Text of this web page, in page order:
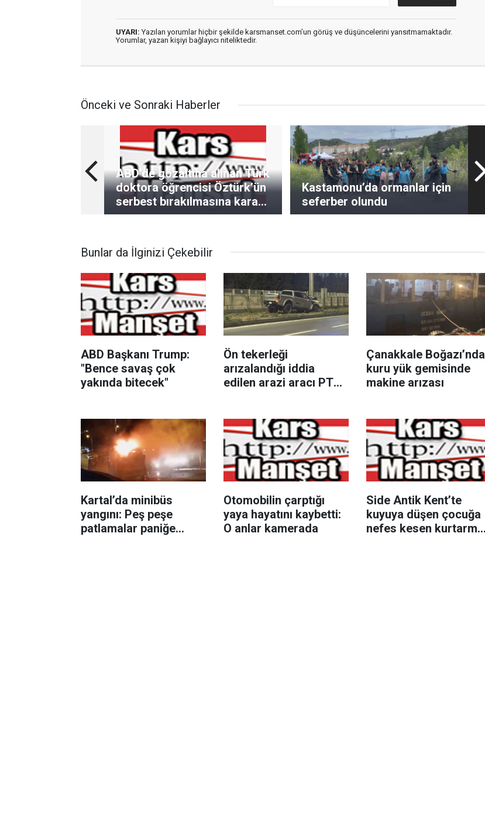
UYARI: Yazılan yorumlar hiçbir şekilde karsmanset.com’un görüş ve düşüncelerini yansıtmamaktadır.
Yorumlar, yazan kişiyi bağlayıcı niteliktedir.
Önceki ve Sonraki Haberler
ABD’de gözaltına alınan Türk
doktora öğrencisi Öztürk’ün
serbest bırakılmasına karar
verildi
Kastamonu’da ormanlar için
seferber olundu
Bunlar da İlginizi Çekebilir
ABD Başkanı Trump:
"Bence savaş çok
yakında bitecek"
Ön tekerleği
arızalandığı iddia
edilen arazi aracı PTS
Çanakkale Boğazı’nda
kuru yük gemisinde
makine arızası
Kartal’da minibüs
yangını: Peş peşe
patlamalar paniğe
Otomobilin çarptığı
yaya hayatını kaybetti:
O anlar kamerada
Side Antik Kent’te
kuyuya düşen çocuğa
nefes kesen kurtarma